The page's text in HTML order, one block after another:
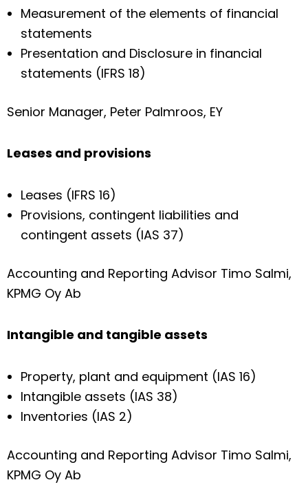
Measurement of the elements of financial
statements
Presentation and Disclosure in financial
statements (IFRS 18)
Senior Manager, Peter Palmroos, EY
Leases and provisions
Leases (IFRS 16)
Provisions, contingent liabilities and
contingent assets (IAS 37)
Accounting and Reporting Advisor Timo Salmi,
KPMG Oy Ab
Intangible and tangible assets
Property, plant and equipment (IAS 16)
Intangible assets (IAS 38)
Inventories (IAS 2)
Accounting and Reporting Advisor Timo Salmi,
KPMG Oy Ab